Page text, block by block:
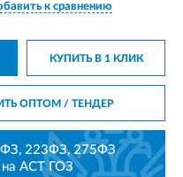
к сравнению
КУПИТЬ В 1 КЛИК
ОПТОМ/ ТЕНДЕР
223ФЗ, 275ФЗ
на АСТ ГОЗ